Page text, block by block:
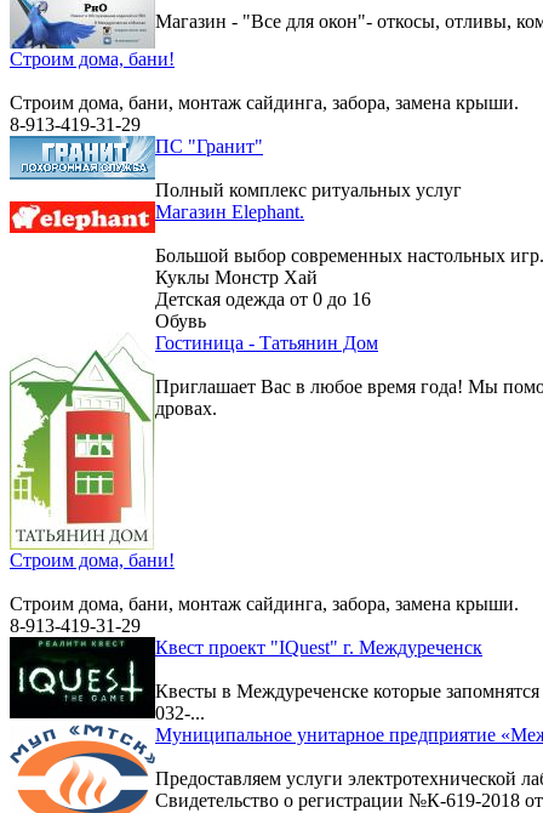
Магазин - "Все для окон"- откосы, отливы,
Строим дома, бани!
Строим дома, бани, монтаж сайдинга, забора, замена крыши.
8-913-419-31-29
ПС "Гранит"
Полный комплекс ритуальных услуг
Магазин Elephant.
Большой выбор современных настольных игр.
Куклы Монстр Хай
Детская одежда от 0 до 16
Обувь
Гостиница - Татьянин Дом
Приглашает Вас в любое время года! Мы
дровах.
Строим дома, бани!
Строим дома, бани, монтаж сайдинга, забора, замена крыши.
8-913-419-31-29
Квест проект "IQuest" г. Междуреченск
Квесты в Междуреченске которые
032-...
Муниципальное унитарное предприятие
Предоставляем услуги электротехнической
Свидетельство о регистрации №К-619-2018 от